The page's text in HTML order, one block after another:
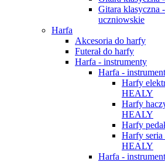
Gitara klasyczna
uczniowskie
Harfa
Akcesoria do harfy
Futerał do harfy
Harfa - instrumenty
Harfa -
Harfy
HEALY
Harfy
HEALY
Harfy
Harfy
HEALY
Harfa -